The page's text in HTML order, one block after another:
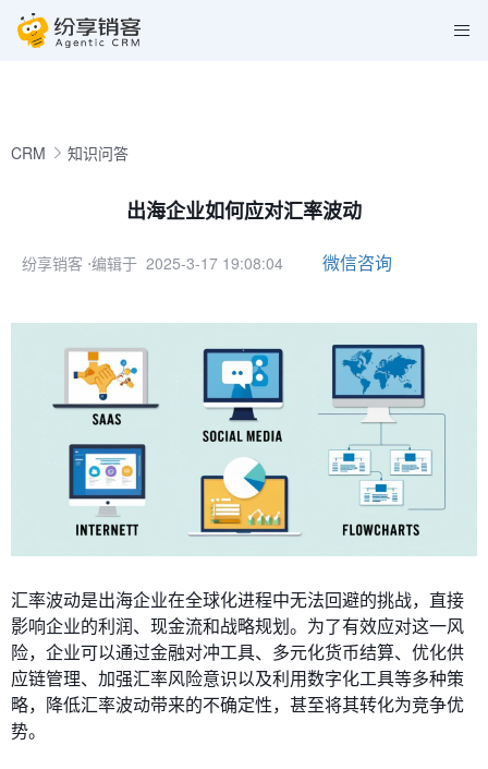
CRM 知识问答
出海企业如何应对汇率波动
纷享销客 ⋅编辑于 2025-3-17 19:08:04 微信咨询
汇率波动是出海企业在全球化进程中无法回避的挑战，直接
影响企业的利润、现金流和战略规划。为了有效应对这一风
险，企业可以通过金融对冲工具、多元化货币结算、优化供
应链管理、加强汇率风险意识以及利用数字化工具等多种策
略，降低汇率波动带来的不确定性，甚至将其转化为竞争优
势。